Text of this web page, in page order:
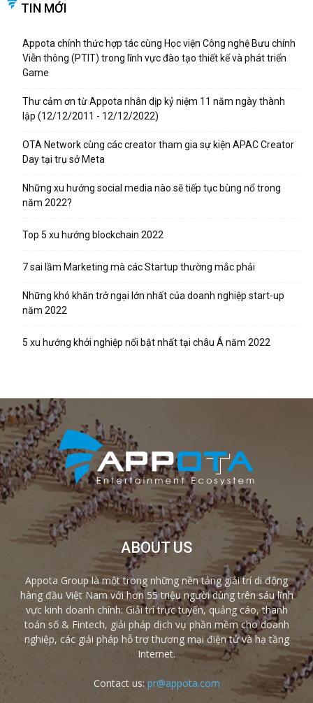
TIN MỚI
Appota chính thức hợp tác cùng Học viện Công nghệ Bưu chính
Viễn thông (PTIT) trong lĩnh vực đào tạo thiết kế và phát triển
Game
Thư cảm ơn từ Appota nhân dịp kỷ niệm 11 năm ngày thành
lập (12/12/2011 - 12/12/2022)
OTA Network cùng các creator tham gia sự kiện APAC Creator
Day tại trụ sở Meta
Những xu hướng social media nào sẽ tiếp tục bùng nổ trong
năm 2022?
Top 5 xu hướng blockchain 2022
7 sai lầm Marketing mà các Startup thường mắc phải
Những khó khăn trở ngại lớn nhất của doanh nghiệp start-up
năm 2022
5 xu hướng khởi nghiệp nổi bật nhất tại châu Á năm 2022
ABOUT US
Appota Group là một trong những nền tảng giải trí di động
hàng đầu Việt Nam với hơn 55 triệu người dùng trên sáu lĩnh
vực kinh doanh chính: Giải trí trực tuyến, quảng cáo, thanh
toán số & Fintech, giải pháp dịch vụ phần mềm cho doanh
nghiệp, các giải pháp hỗ trợ thương mại điện tử và hạ tầng
Internet.
Contact us: pr@appota.com